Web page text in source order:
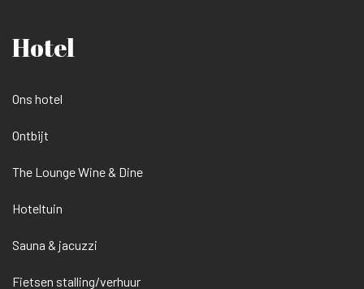
Hotel
Ons hotel
Ontbijt
The Lounge Wine & Dine
Hoteltuin
Sauna & jacuzzi
Fietsen stalling/verhuur